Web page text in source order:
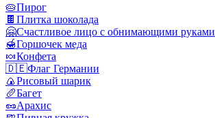
🥧Пирог
🍫 Плитка шоколада
🤗Счастливое лицо с обнимающими руками
🍯Горшочек меда
🍬Конфета
🇩🇪Флаг Германии
🍙Рисовый шарик
🥖Багет
🥜Арахис